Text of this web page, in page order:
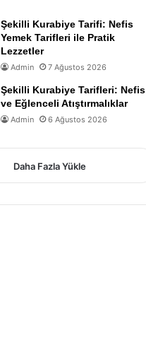
Şekilli Kurabiye Tarifi: Nefis
Yemek Tarifleri ile Pratik
Lezzetler
Admin 7 Ağustos 2026
Şekilli Kurabiye Tarifleri: Nefis
ve Eğlenceli Atıştırmalıklar
Admin 6 Ağustos 2026
Daha Fazla Yükle